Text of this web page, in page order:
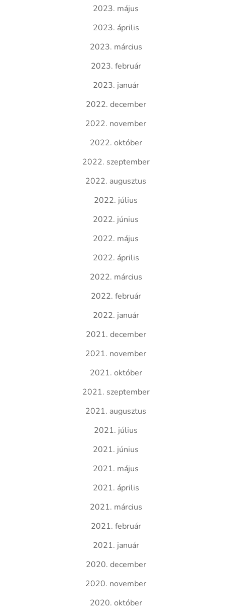
2023. május
2023. április
2023. március
2023. február
2023. január
2022. december
2022. november
2022. október
2022. szeptember
2022. augusztus
2022. július
2022. június
2022. május
2022. április
2022. március
2022. február
2022. január
2021. december
2021. november
2021. október
2021. szeptember
2021. augusztus
2021. július
2021. június
2021. május
2021. április
2021. március
2021. február
2021. január
2020. december
2020. november
2020. október